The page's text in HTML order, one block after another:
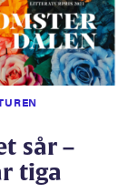
sår –
tiga